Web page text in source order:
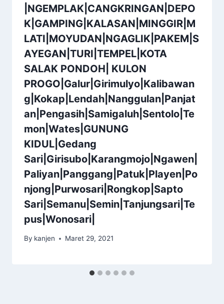
|NGEMPLAK|CANGKRINGAN|DEPO
K|GAMPING|KALASAN|MINGGIR|M
LATI|MOYUDAN|NGAGLIK|PAKEM|S
AYEGAN|TURI|TEMPEL|KOTA
SALAK PONDOH| KULON
PROGO|Galur|Girimulyo|Kalibawan
g|Kokap|Lendah|Nanggulan|Panjat
an|Pengasih|Samigaluh|Sentolo|Te
mon|Wates|GUNUNG
KIDUL|Gedang
Sari|Girisubo|Karangmojo|Ngawen|
Paliyan|Panggang|Patuk|Playen|Po
njong|Purwosari|Rongkop|Sapto
Sari|Semanu|Semin|Tanjungsari|Te
pus|Wonosari|
By kanjen Maret 29, 2021